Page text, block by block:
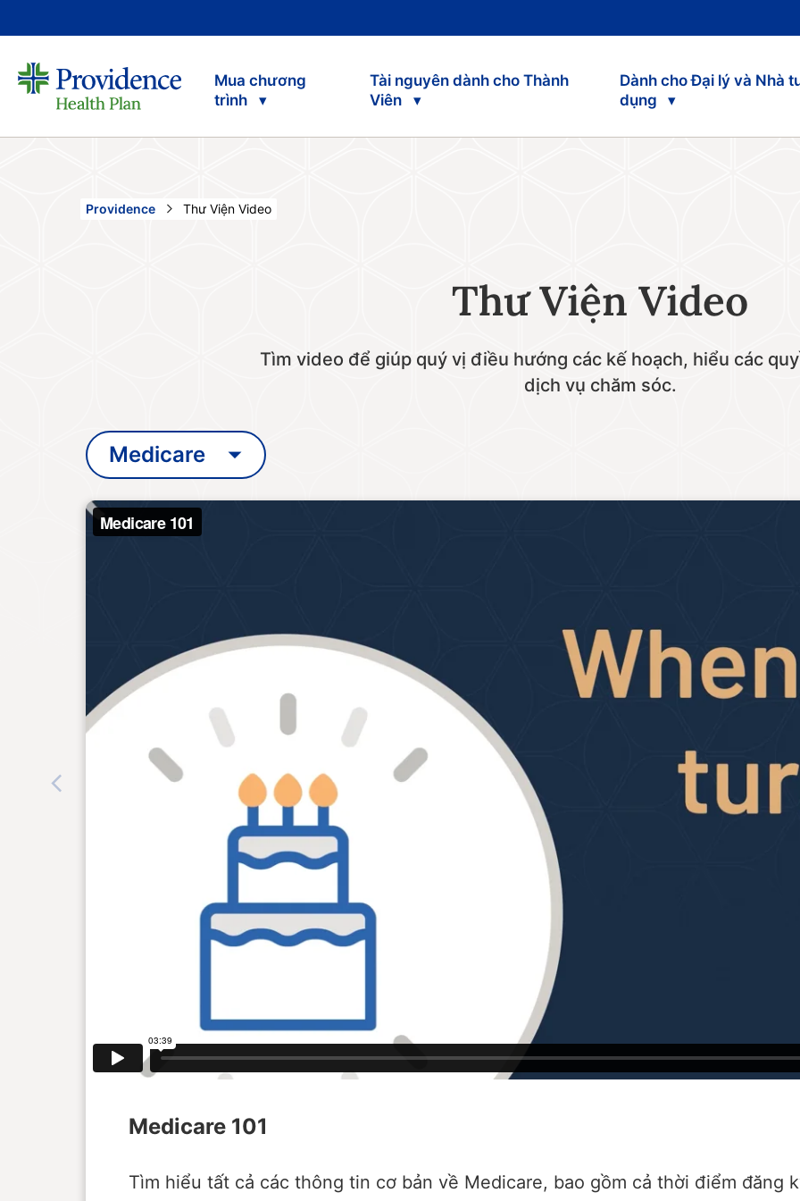
Mua chương
trình
Tài nguyên dành cho Thành
Viên
Dành cho Đại lý và Nhà
dụng
Providence Current:
Thư Viện Video
Thư Viện Video
Tìm video để giúp quý vị điều hướng các kế hoạch, hiểu các
dịch vụ chăm sóc.
Medicare
Medicare 101
Tìm hiểu tất cả các thông tin cơ bản về Medicare, bao gồm cả thời điểm đăng